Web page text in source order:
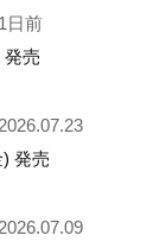
前
発売
発売